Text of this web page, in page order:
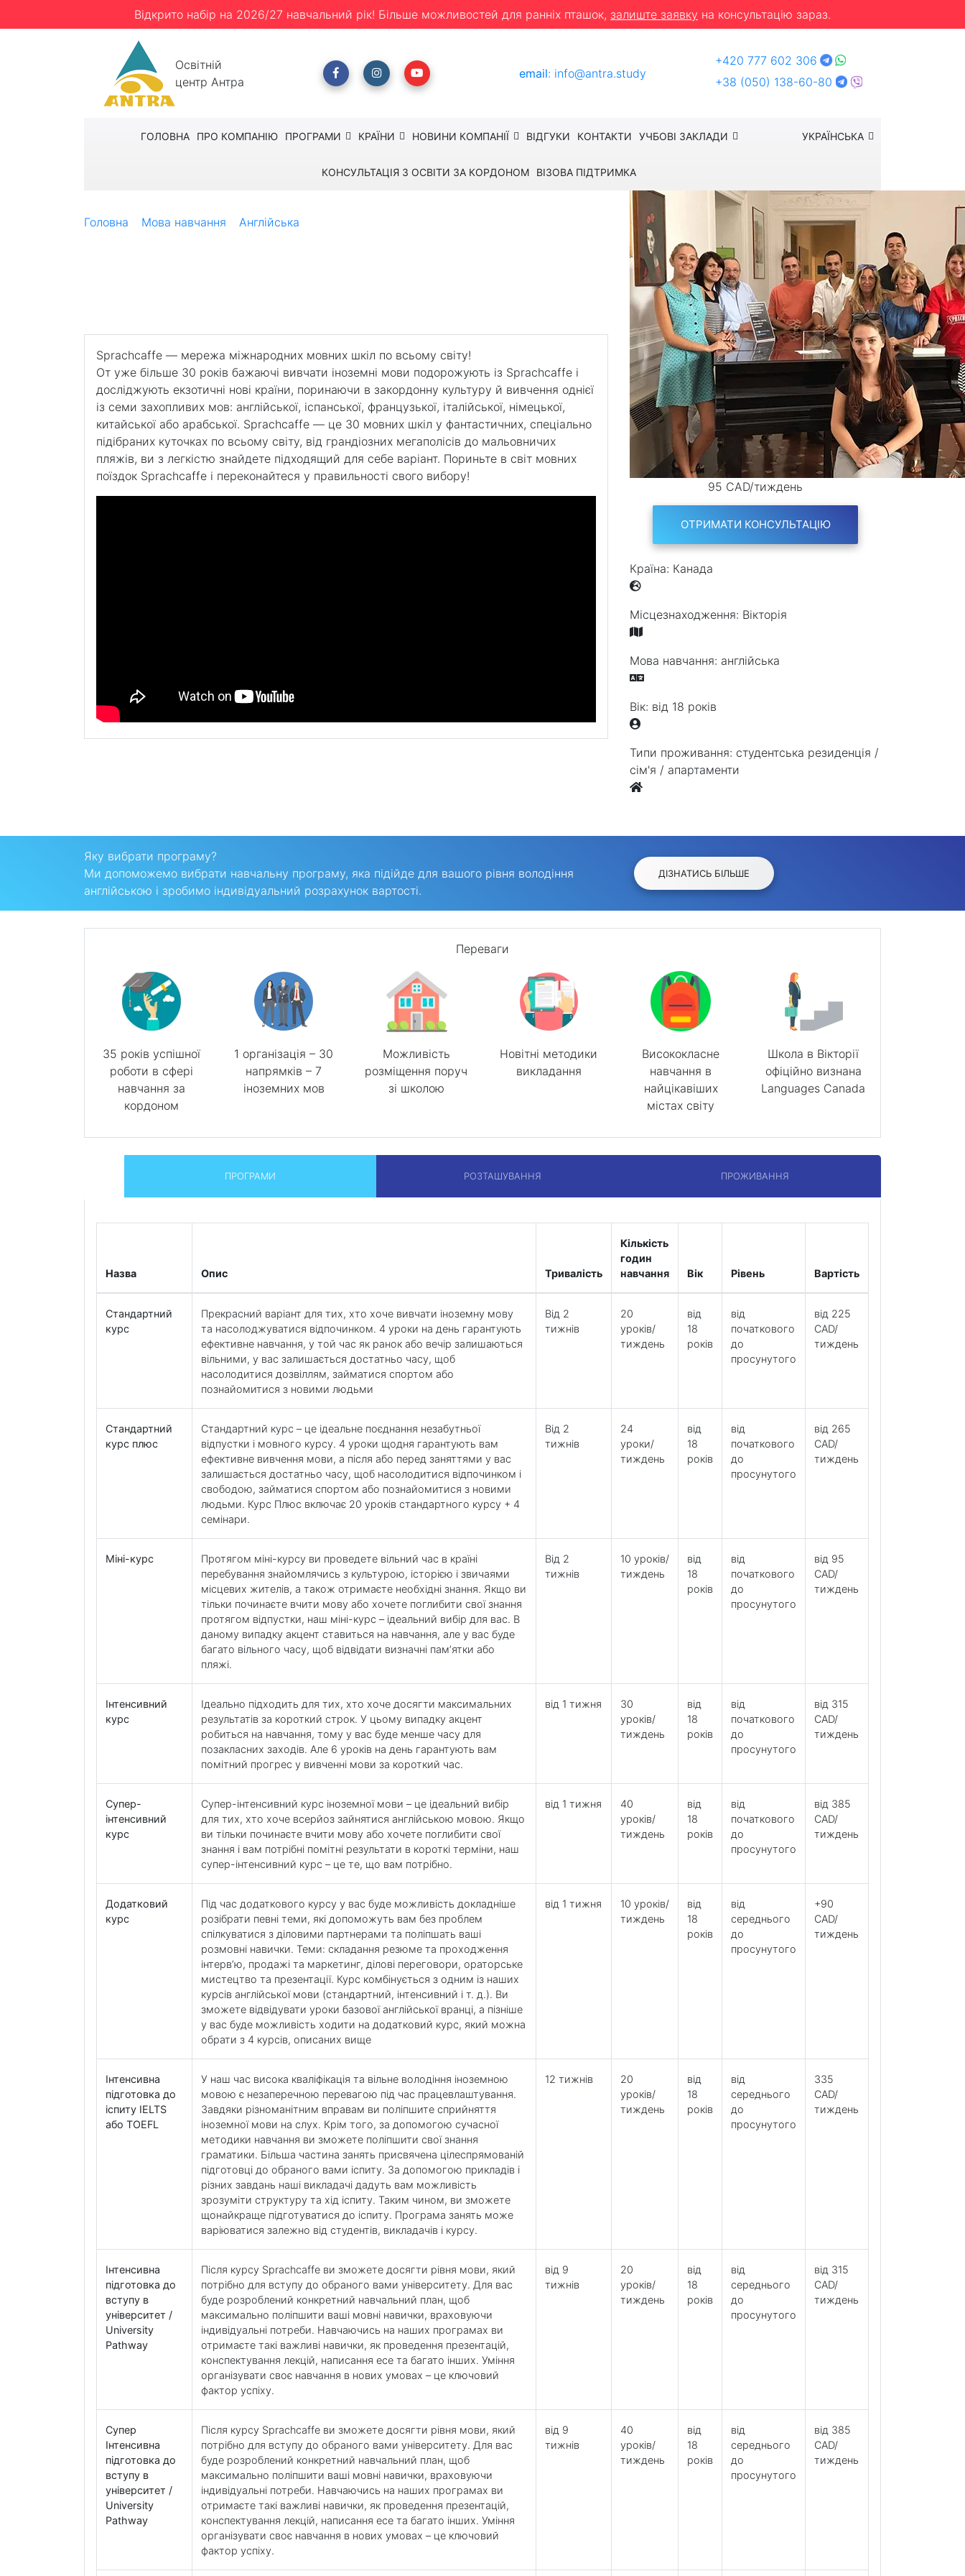
Відкрито набір на 2026/27 навчальний рік! Більше можливостей для ранніх пташок, залиште заявку на консультацію зараз.
Освітній
центр Антра
email: info@antra.study
+420 777 602 306
+38 (050) 138-60-80
ГОЛОВНА ПРО КОМПАНІЮ ПРОГРАМИ УКРАЇНСЬКА
КРАЇНИ НОВИНИ КОМПАНІЇ ВІДГУКИ КОНТАКТИ УЧБОВІ ЗАКЛАДИ
КОНСУЛЬТАЦІЯ З ОСВІТИ ЗА КОРДОНОМ ВІЗОВА ПІДТРИМКА
Головна Мова навчання Англійська
Sprachcaffe — мережа міжнародних мовних шкіл по всьому світу!
От уже більше 30 років бажаючі вивчати іноземні мови подорожують із Sprachcaffe і
досліджують екзотичні нові країни, поринаючи в закордонну культуру й вивчення однієї
із семи захопливих мов: англійської, іспанської, французької, італійської, німецької,
китайської або арабської. Sprachcaffe — це 30 мовних шкіл у фантастичних, спеціально
підібраних куточках по всьому світу, від грандіозних мегаполісів до мальовничих
пляжів, ви з легкістю знайдете підходящий для себе варіант. Пориньте в світ мовних
поїздок Sprachcaffe і переконайтеся у правильності свого вибору!
95 CAD/тиждень
ОТРИМАТИ КОНСУЛЬТАЦІЮ
Країна: Канада
Місцезнаходження: Вікторія
Мова навчання: англійська
Вік: від 18 років
Типи проживання: студентська резиденція /
сім'я / апартаменти
Яку вибрати програму?
Ми допоможемо вибрати навчальну програму, яка підійде для вашого рівня володіння
англійською і зробимо індивідуальний розрахунок вартості.
ДІЗНАТИСЬ БІЛЬШЕ
Переваги
35 років успішної
роботи в сфері
навчання за
кордоном
1 організація – 30
напрямків – 7
іноземних мов
Можливість
розміщення поруч
зі школою
Новітні методики
викладання
Висококласне
навчання в
найцікавіших
містах світу
Школа в Вікторії
офіційно визнана
Languages Canada
ПРОГРАМИ РОЗТАШУВАННЯ ПРОЖИВАННЯ
Назва Опис Тривалість
Кількість
годин
навчання
Вік Рівень Вартість
Стандартний
курс
Прекрасний варіант для тих, хто хоче вивчати іноземну мову
та насолоджуватися відпочинком. 4 уроки на день гарантують
ефективне навчання, у той час як ранок або вечір залишаються
вільними, у вас залишається достатньо часу, щоб
насолодитися дозвіллям, займатися спортом або
познайомитися з новими людьми
Від 2
тижнів
20
уроків/
тиждень
від
18
років
від
початкового
до
просунутого
від 225
CAD/
тиждень
Стандартний
курс плюс
Стандартний курс – це ідеальне поєднання незабутньої
відпустки і мовного курсу. 4 уроки щодня гарантують вам
ефективне вивчення мови, а після або перед заняттями у вас
залишається достатньо часу, щоб насолодитися відпочинком і
свободою, займатися спортом або познайомитися з новими
людьми. Курс Плюс включає 20 уроків стандартного курсу + 4
семінари.
Від 2
тижнів
24
уроки/
тиждень
від
18
років
від
початкового
до
просунутого
від 265
CAD/
тиждень
Міні-курс
Протягом міні-курсу ви проведете вільний час в країні
перебування знайомлячись з культурою, історією і звичаями
місцевих жителів, а також отримаєте необхідні знання. Якщо ви
тільки починаєте вчити мову або хочете поглибити свої знання
протягом відпустки, наш міні-курс – ідеальний вибір для вас. В
даному випадку акцент ставиться на навчання, але у вас буде
багато вільного часу, щоб відвідати визначні пам’ятки або
пляжі.
Від 2
тижнів
10 уроків/
тиждень
від
18
років
від
початкового
до
просунутого
від 95
CAD/
тиждень
Інтенсивний
курс
Ідеально підходить для тих, хто хоче досягти максимальних
результатів за короткий строк. У цьому випадку акцент
робиться на навчання, тому у вас буде менше часу для
позакласних заходів. Але 6 уроків на день гарантують вам
помітний прогрес у вивченні мови за короткий час.
від 1 тижня
30
уроків/
тиждень
від
18
років
від
початкового
до
просунутого
від 315
CAD/
тиждень
Супер-
інтенсивний
курс
Супер-інтенсивний курс іноземної мови – це ідеальний вибір
для тих, хто хоче всерйоз зайнятися англійською мовою. Якщо
ви тільки починаєте вчити мову або хочете поглибити свої
знання і вам потрібні помітні результати в короткі терміни, наш
супер-інтенсивний курс – це те, що вам потрібно.
від 1 тижня
40
уроків/
тиждень
від
18
років
від
початкового
до
просунутого
від 385
CAD/
тиждень
Додатковий
курс
Під час додаткового курсу у вас буде можливість докладніше
розібрати певні теми, які допоможуть вам без проблем
спілкуватися з діловими партнерами та поліпшать ваші
розмовні навички. Теми: складання резюме та проходження
інтерв’ю, продажі та маркетинг, ділові переговори, ораторське
мистецтво та презентації. Курс комбінується з одним із наших
курсів англійської мови (стандартний, інтенсивний і т. д.). Ви
зможете відвідувати уроки базової англійської вранці, а пізніше
у вас буде можливість ходити на додатковий курс, який можна
обрати з 4 курсів, описаних вище
від 1 тижня
10 уроків/
тиждень
від
18
років
від
середнього
до
просунутого
+90
CAD/
тиждень
Інтенсивна
підготовка до
іспиту IELTS
або TOEFL
У наш час висока кваліфікація та вільне володіння іноземною
мовою є незаперечною перевагою під час працевлаштування.
Завдяки різноманітним вправам ви поліпшите сприйняття
іноземної мови на слух. Крім того, за допомогою сучасної
методики навчання ви зможете поліпшити свої знання
граматики. Більша частина занять присвячена цілеспрямованій
підготовці до обраного вами іспиту. За допомогою прикладів і
різних завдань наші викладачі дадуть вам можливість
зрозуміти структуру та хід іспиту. Таким чином, ви зможете
щонайкраще підготуватися до іспиту. Програма занять може
варіюватися залежно від студентів, викладачів і курсу.
12 тижнів
20
уроків/
тиждень
від
18
років
від
середнього
до
просунутого
335
CAD/
тиждень
Інтенсивна
підготовка до
вступу в
університет /
University
Pathway
Після курсу Sprachcaffe ви зможете досягти рівня мови, який
потрібно для вступу до обраного вами університету. Для вас
буде розроблений конкретний навчальний план, щоб
максимально поліпшити ваші мовні навички, враховуючи
індивідуальні потреби. Навчаючись на наших програмах ви
отримаєте такі важливі навички, як проведення презентацій,
конспектування лекцій, написання есе та багато інших. Уміння
організувати своє навчання в нових умовах – це ключовий
фактор успіху.
від 9
тижнів
20
уроків/
тиждень
від
18
років
від
середнього
до
просунутого
від 315
CAD/
тиждень
Супер
Інтенсивна
підготовка до
вступу в
університет /
University
Pathway
Після курсу Sprachcaffe ви зможете досягти рівня мови, який
потрібно для вступу до обраного вами університету. Для вас
буде розроблений конкретний навчальний план, щоб
максимально поліпшити ваші мовні навички, враховуючи
індивідуальні потреби. Навчаючись на наших програмах ви
отримаєте такі важливі навички, як проведення презентацій,
конспектування лекцій, написання есе та багато інших. Уміння
організувати своє навчання в нових умовах – це ключовий
фактор успіху.
від 9
тижнів
40
уроків/
тиждень
від
18
років
від
середнього
до
просунутого
від 385
CAD/
тиждень